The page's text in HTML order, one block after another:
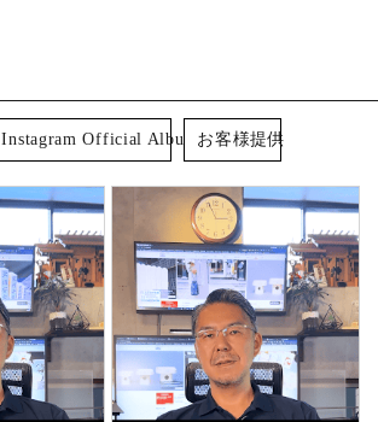
Instagram Official Albumお客様提供